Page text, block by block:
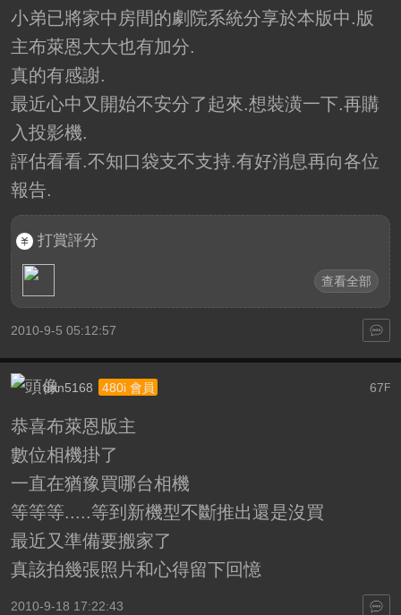
小弟已將家中房間的劇院系統分享於本版中.版
主布萊恩大大也有加分.
真的有感謝.
最近心中又開始不安分了起來.想裝潢一下.再購
入投影機.
評估看看.不知口袋支不支持.有好消息再向各位
報告.
打賞評分
查看全部
2010-9-5 05:12:57
67F
dan5168 480i 會員
恭喜布萊恩版主
數位相機掛了
一直在猶豫買哪台相機
等等等.....等到新機型不斷推出還是沒買
最近又準備要搬家了
真該拍幾張照片和心得留下回憶
2010-9-18 17:22:43